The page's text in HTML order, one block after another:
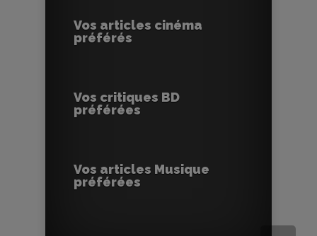
Vos articles cinéma
préférés
Vos critiques BD
préférées
Vos articles Musique
préférées